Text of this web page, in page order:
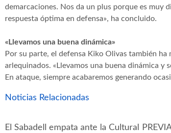
demarcaciones. Nos da un plus porque es muy
respuesta óptima en defensa», ha concluido.
«Llevamos una buena dinámica»
Por su parte, el defensa Kiko Olivas también
arlequinados. «Llevamos una buena dinámica y
En ataque, siempre acabaremos generando
Noticias Relacionadas
El Sabadell empata ante la Cultural